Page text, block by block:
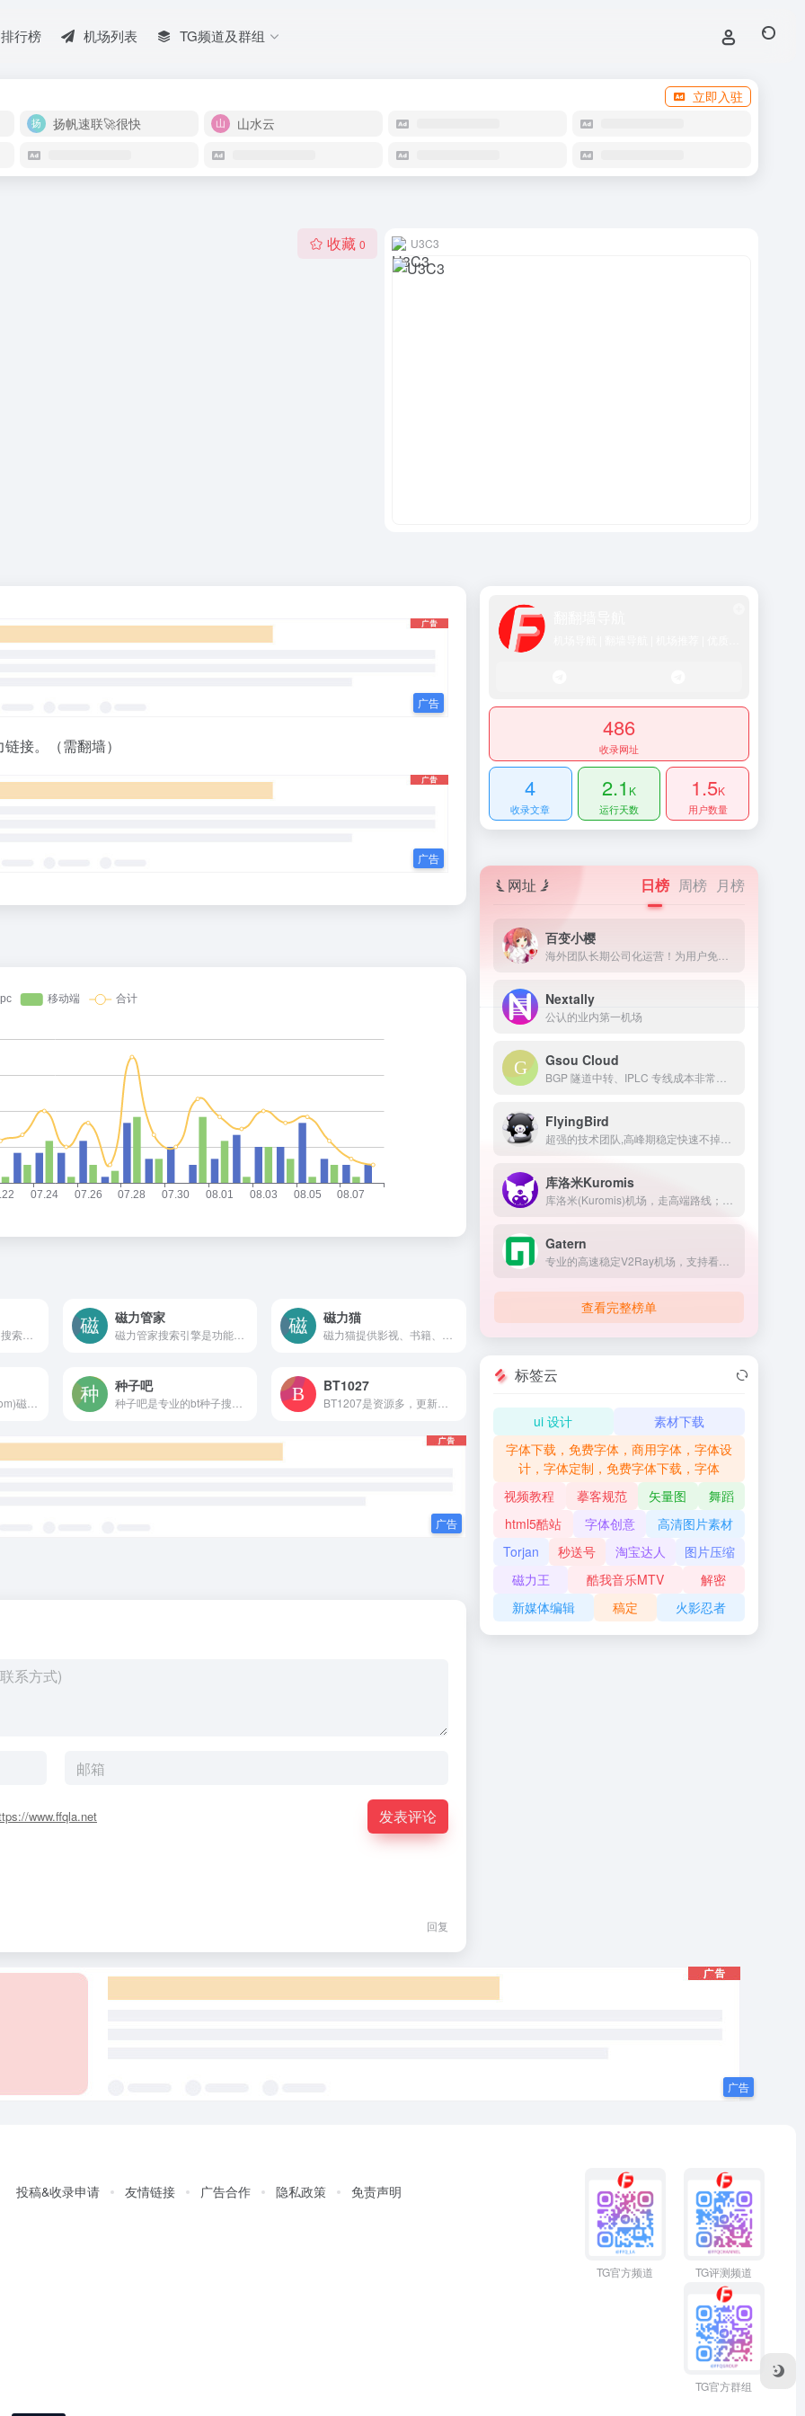
排行榜 机场列表 TG频道及群组
立即入驻
扬帆速联🚀很快
山水云
收藏 0 U3C3
接。（需翻墙）
烟雨阁 - 简单纯粹的搜索引擎
磁力管家
磁力管家搜索引擎是功能强大的磁力搜索引擎，牛逼的番号搜索、磁力搜索功能，更好用的BT种子搜索引擎！男人都爱上&gt;的磁力搜索引擎
磁力猫
磁力猫提供影视、书籍、软件...
老牛BT(LaoNiubt.com)磁力搜索引擎索引全网海量BT种子的磁力链接供网友搜索，又被誉为在线版BT种子搜索神器。是目前查找资料最佳的途径。
种子吧
种子吧是专业的bt种子搜索网站,前身为sobt成立于2013年,是国内较早的网页磁力搜索引擎
BT1027
BT1207是资源多，更新快的磁力链接搜索引擎，有几千万的影视音乐、软件、电子书等BT种子资源，本站实时通过DHT网络获取最新的BT种子文件信息，并生成磁力链接
www.ffqla.net 发表评论
回复
486
收录网址
4
收录文章
2.1 K
运行天数
1.5K
用户数量
网址 日榜 周榜 月榜
百变小樱
Nextally
公认的业内第一机场
Gsou Cloud
FlyingBird
库洛米Kuromis
Gatern
查看完整榜单
标签云
ui 设计
素材下载
字体下载，免费字体，商用字体，字体设
计，字体定制，免费字体下载，字体
视频教程
摹客规范 矢量图
舞蹈
html5酷站
字体创意
高清图片素材
Torjan
秒送号 淘宝达人
图片压缩
磁力王
酷我音乐MTV
解密
新媒体编辑
稿定 火影忍者
投稿&收录申请 友情链接 广告合作 隐私政策 免责声明
TG官方频道 TG评测频道
TG官方群组